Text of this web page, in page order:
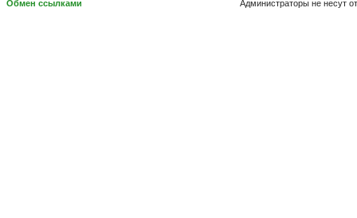
Администраторы не несут
Обмен ссылками